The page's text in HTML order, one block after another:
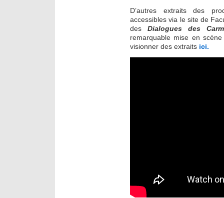
D’autres extraits des
accessibles via le site de
des Dialogues des
remarquable mise en
visionner des extraits ici.